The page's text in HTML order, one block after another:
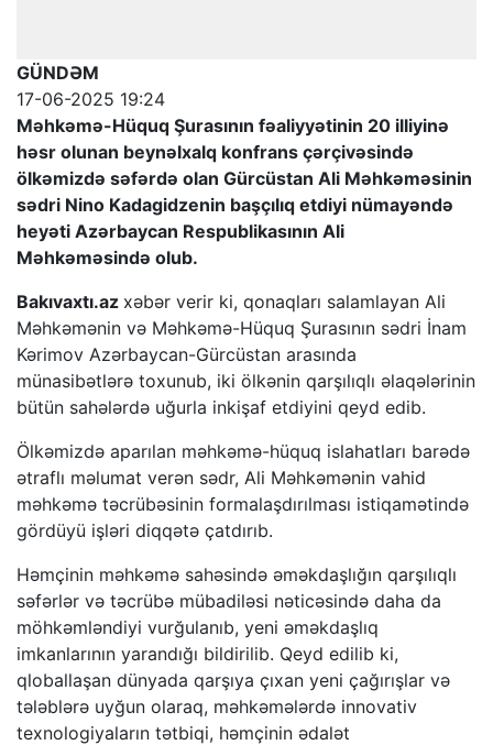
GÜNDƏM
17-06-2025 19:24
Məhkəmə-Hüquq Şurasının fəaliyyətinin 20 illiyinə
həsr olunan beynəlxalq konfrans çərçivəsində
ölkəmizdə səfərdə olan Gürcüstan Ali Məhkəməsinin
sədri Nino Kadagidzenin başçılıq etdiyi nümayəndə
heyəti Azərbaycan Respublikasının Ali
Məhkəməsində olub.
Bakıvaxtı.az xəbər verir ki, qonaqları salamlayan Ali
Məhkəmənin və Məhkəmə-Hüquq Şurasının sədri İnam
Kərimov Azərbaycan-Gürcüstan arasında
münasibətlərə toxunub, iki ölkənin qarşılıqlı əlaqələrinin
bütün sahələrdə uğurla inkişaf etdiyini qeyd edib.
Ölkəmizdə aparılan məhkəmə-hüquq islahatları barədə
ətraflı məlumat verən sədr, Ali Məhkəmənin vahid
məhkəmə təcrübəsinin formalaşdırılması istiqamətində
gördüyü işləri diqqətə çatdırıb.
Həmçinin məhkəmə sahəsində əməkdaşlığın qarşılıqlı
səfərlər və təcrübə mübadiləsi nəticəsində daha da
möhkəmləndiyi vurğulanıb, yeni əməkdaşlıq
imkanlarının yarandığı bildirilib. Qeyd edilib ki,
qloballaşan dünyada qarşıya çıxan yeni çağırışlar və
tələblərə uyğun olaraq, məhkəmələrdə innovativ
texnologiyaların tətbiqi, həmçinin ədalət